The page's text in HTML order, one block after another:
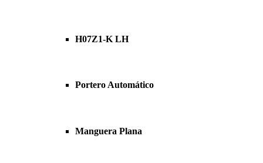
H07Z1-K LH
Portero Automático
Manguera Plana